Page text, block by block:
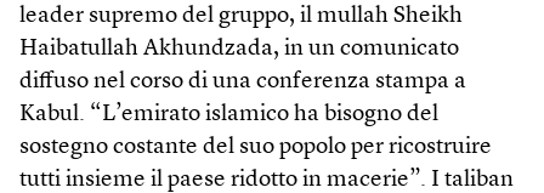
leader supremo del gruppo, il mullah Sheikh
Haibatullah Akhundzada, in un comunicato
diffuso nel corso di una conferenza stampa a
Kabul. “L’emirato islamico ha bisogno del
sostegno costante del suo popolo per ricostruire
tutti insieme il paese ridotto in macerie”. I taliban